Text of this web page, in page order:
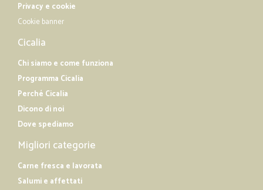
Privacy e cookie
Cookie banner
Cicalia
Chi siamo e come funziona
Programma Cicalia
Perché Cicalia
Dicono di noi
Dove spediamo
Migliori categorie
Carne fresca e lavorata
Salumi e affettati